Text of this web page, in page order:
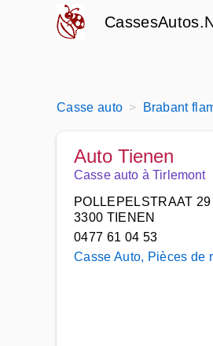
Casse auto Brabant
Auto Tienen
Casse auto à Tirlemont
POLLEPELSTRAAT 29
3300 TIENEN
0477 61 04 53
Casse Auto, Pièces de